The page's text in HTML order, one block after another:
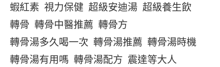
蝦紅素 視力保健 超級安迪湯 超級養生飲
轉骨 轉骨中醫推薦 轉骨方
轉骨湯多久喝一次 轉骨湯推薦 轉骨湯時機
轉骨湯有用嗎 轉骨湯配方 震達等大人